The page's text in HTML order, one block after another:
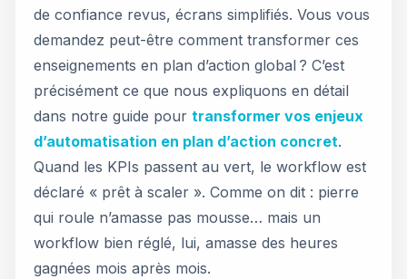
de confiance revus, écrans simplifiés. Vous vous
demandez peut-être comment transformer ces
enseignements en plan d’action global ? C’est
précisément ce que nous expliquons en détail
dans notre guide pour transformer vos enjeux
d’automatisation en plan d’action concret.
Quand les KPIs passent au vert, le workflow est
déclaré « prêt à scaler ». Comme on dit : pierre
qui roule n’amasse pas mousse… mais un
workflow bien réglé, lui, amasse des heures
gagnées mois après mois.